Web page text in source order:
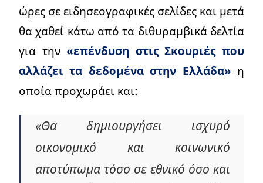
ώρες σε ειδησεογραφικές σελίδες και μετά
θα χαθεί κάτω από τα διθυραμβικά δελτία
για την«επένδυση στις Σκουριές που
αλλάζει τα δεδομένα στην Ελλάδα» η
οποία προχωράει και:
«Θα δημιουργήσει ισχυρό
οικονομικό και κοινωνικό
αποτύπωμα τόσο σε εθνικό όσο και